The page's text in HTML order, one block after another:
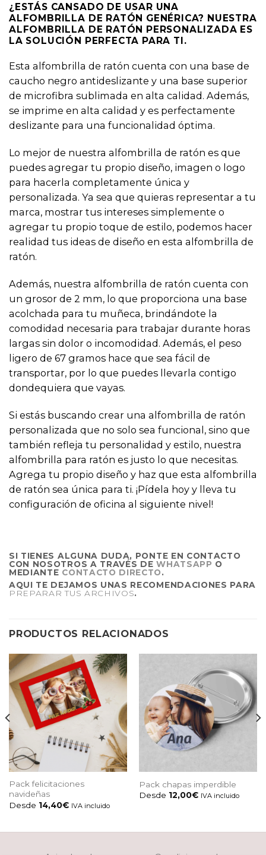
¿ESTÁS CANSADO DE USAR UNA
ALFOMBRILLA DE RATÓN GENÉRICA? NUESTRA
ALFOMBRILLA DE RATÓN PERSONALIZADA ES
LA SOLUCIÓN PERFECTA PARA TI.
Esta alfombrilla de ratón cuenta con una base de
caucho negro antideslizante y una base superior
de microfibra sublimada en alta calidad. Además,
se imprime en alta calidad y es perfectamente
deslizante para una funcionalidad óptima.
Lo mejor de nuestra alfombrilla de ratón es que
puedes agregar tu propio diseño, imagen o logo
para hacerla completamente única y
personalizada. Ya sea que quieras representar a tu
marca, mostrar tus intereses simplemente o
agregar tu propio toque de estilo, podemos hacer
realidad tus ideas de diseño en esta alfombrilla de
ratón.
Además, nuestra alfombrilla de ratón cuenta con
un grosor de 2 mm, lo que proporciona una base
acolchada para tu muñeca, brindándote la
comodidad necesaria para trabajar durante horas
largas sin dolor o incomodidad. Además, el peso
ligero de 67 gramos hace que sea fácil de
transportar, por lo que puedes llevarla contigo
dondequiera que vayas.
Si estás buscando crear una alfombrilla de ratón
personalizada que no solo sea funcional, sino que
también refleja tu personalidad y estilo, nuestra
alfombrilla para ratón es justo lo que necesitas.
Agrega tu propio diseño y haz que esta alfombrilla
de ratón sea única para ti. ¡Pídela hoy y lleva tu
configuración de oficina al siguiente nivel!
SI TIENES ALGUNA DUDA, PONTE EN CONTACTO
CON NOSOTROS A TRAVÉS DEWHATSAPP O
MEDIANTE CONTACTO DIRECTO.
AQUI TE DEJAMOS UNAS RECOMENDACIONES PARA
PREPARAR TUS ARCHIVOS.
PRODUCTOS RELACIONADOS
Pack felicitaciones
navideñas
Desde 14,40€ IVA incluido
Pack chapas imperdible
Desde 12,00€ IVA incluido